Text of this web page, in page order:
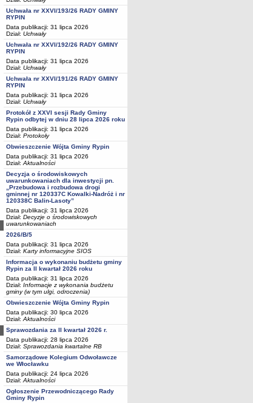
Uchwała nr XXVI/193/26 RADY GMINY
RYPIN
Data publikacji: 31 lipca 2026
Dział: Uchwały
Uchwała nr XXVI/192/26 RADY GMINY
RYPIN
Data publikacji: 31 lipca 2026
Dział: Uchwały
Uchwała nr XXVI/191/26 RADY GMINY
RYPIN
Data publikacji: 31 lipca 2026
Dział: Uchwały
Protokół z XXVI sesji Rady Gminy
Rypin odbytej w dniu 28 lipca 2026 roku
Data publikacji: 31 lipca 2026
Dział: Protokoły
Obwieszczenie Wójta Gminy Rypin
Data publikacji: 31 lipca 2026
Dział: Aktualności
Decyzja o środowiskowych
uwarunkowaniach dla inwestycji pn.
„Przebudowa i rozbudowa drogi
gminnej nr 120337C Kowalki-Nadróż i nr
120338C Balin-Lasoty”
Data publikacji: 31 lipca 2026
Dział: Decyzje o środowiskowych
uwarunkowaniach
2026/B/5
Data publikacji: 31 lipca 2026
Dział: Karty informacyjne SIOS
Informacja o wykonaniu budżetu gminy
Rypin za II kwartał 2026 roku
Data publikacji: 31 lipca 2026
Dział: Informacje z wykonania budżetu
gminy (w tym ulgi, odroczenia)
Obwieszczenie Wójta Gminy Rypin
Data publikacji: 30 lipca 2026
Dział: Aktualności
Sprawozdania za II kwartał 2026 r.
Data publikacji: 28 lipca 2026
Dział: Sprawozdania kwartalne RB
Samorządowe Kolegium Odwoławcze
we Włocławku
Data publikacji: 24 lipca 2026
Dział: Aktualności
Ogłoszenie Przewodniczącego Rady
Gminy Rypin